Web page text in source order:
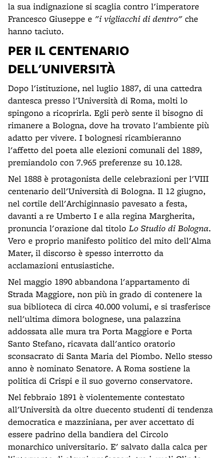
la sua indignazione si scaglia contro l'imperatore
Francesco Giuseppe e "i vigliacchi di dentro" che
hanno taciuto.
PER IL CENTENARIO
DELL'UNIVERSITÀ
Dopo l'istituzione, nel luglio 1887, di una cattedra
dantesca presso l'Università di Roma, molti lo
spingono a ricoprirla. Egli però sente il bisogno di
rimanere a Bologna, dove ha trovato l'ambiente più
adatto per vivere. I bolognesi ricambieranno
l'affetto del poeta alle elezioni comunali del 1889,
premiandolo con 7.965 preferenze su 10.128.
Nel 1888 è protagonista delle celebrazioni per l'VIII
centenario dell'Università di Bologna. Il 12 giugno,
nel cortile dell'Archiginnasio pavesato a festa,
davanti a re Umberto I e alla regina Margherita,
pronuncia l'orazione dal titolo Lo Studio di Bologna.
Vero e proprio manifesto politico del mito dell'Alma
Mater, il discorso è spesso interrotto da
acclamazioni entusiastiche.
Nel maggio 1890 abbandona l'appartamento di
Strada Maggiore, non più in grado di contenere la
sua biblioteca di circa 40.000 volumi, e si trasferisce
nell'ultima dimora bolognese, una palazzina
addossata alle mura tra Porta Maggiore e Porta
Santo Stefano, ricavata dall'antico oratorio
sconsacrato di Santa Maria del Piombo. Nello stesso
anno è nominato Senatore. A Roma sostiene la
politica di Crispi e il suo governo conservatore.
Nel febbraio 1891 è violentemente contestato
all'Università da oltre duecento studenti di tendenza
democratica e mazziniana, per aver accettato di
essere padrino della bandiera del Circolo
monarchico universitario. E' salvato dalla calca per